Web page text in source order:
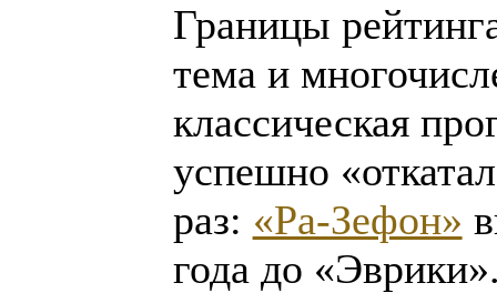
Границы
тема и
классическая
успешно
раз: «Ра-Зефон»
года до